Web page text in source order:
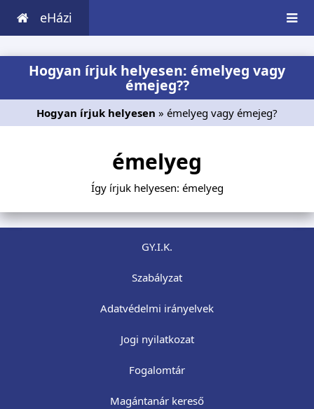
eHázi
Hogyan írjuk helyesen: émelyeg vagy
émejeg??
Hogyan írjuk helyesen » émelyeg vagy émejeg?
émelyeg
Így írjuk helyesen: émelyeg
GY.I.K.
Szabályzat
Adatvédelmi irányelvek
Jogi nyilatkozat
Fogalomtár
Magántanár kereső